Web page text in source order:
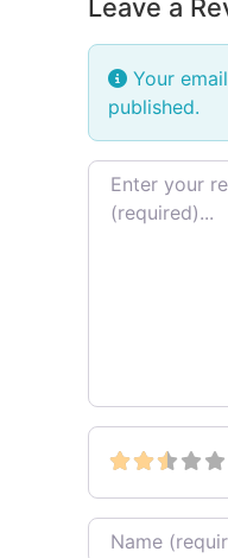
Leave a
Your
published.
Review text
Name